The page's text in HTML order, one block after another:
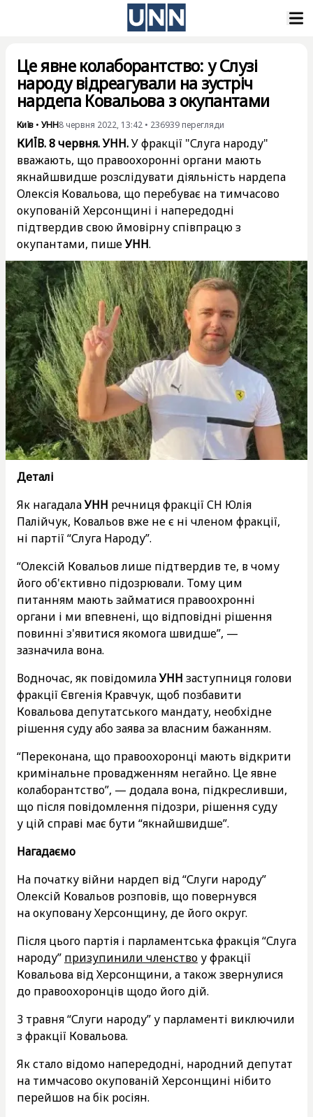
Це явне колаборантство: у Слузі
народу відреагували на зустріч
нардепа Ковальова з окупантами
Київ • УНН8 червня 2022, 13:42 • 236939 перегляди
КИЇВ. 8 червня. УНН.У фракції "Слуга народу"
вважають, що правоохоронні органи мають
якнайшвидше розслідувати діяльність нардепа
Олексія Ковальова, що перебуває на тимчасово
окупованій Херсонщині і напередодні
підтвердив свою ймовірну співпрацю з
окупантами, пишеУНН.
Деталі
Як нагадалаУНН речниця фракції СН Юлія
Палійчук, Ковальов вже не є ні членом фракції,
ні партії “Слуга Народу”.
“Олексій Ковальов лише підтвердив те, в чому
його об'єктивно підозрювали. Тому цим
питанням мають займатися правоохронні
органи і ми впевнені, що відповідні рішення
повинні з'явитися якомога швидше”, —
зазначила вона.
Водночас, як повідомилаУНН заступниця голови
фракції Євгенія Кравчук, щоб позбавити
Ковальова депутатського мандату, необхідне
рішення суду або заява за власним бажанням.
“Переконана, що правоохоронці мають відкрити
кримінальне провадженням негайно. Це явне
колаборантство”, — додала вона, підкресливши,
що після повідомлення підозри, рішення суду
у цій справі має бути “якнайшвидше”.
Нагадаємо
На початку війни нардеп від “Слуги народу”
Олексій Ковальов розповів, що повернувся
на окуповану Херсонщину, де його округ.
Після цього партія і парламентська фракція “Слуга
народу” призупинили членство у фракції
Ковальова від Херсонщини, а також звернулися
до правоохоронців щодо його дій.
3 травня “Слуги народу” у парламенті виключили
з фракції Ковальова.
Як стало відомо напередодні, народний депутат
на тимчасово окупованій Херсонщині нібито
перейшов на бік росіян.